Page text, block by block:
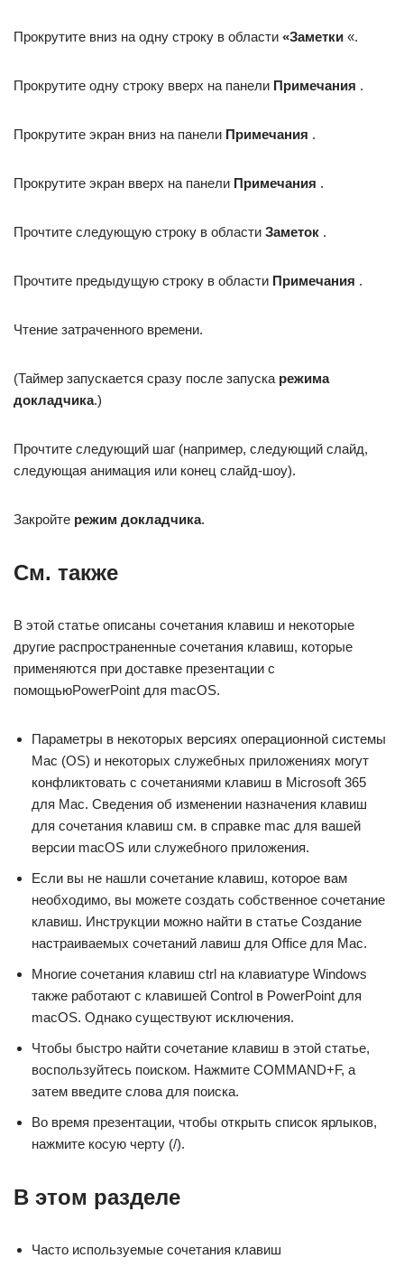
Прокрутите вниз на одну строку в области «Заметки «.
Прокрутите одну строку вверх на панели Примечания .
Прокрутите экран вниз на панели Примечания .
Прокрутите экран вверх на панели Примечания .
Прочтите следующую строку в области Заметок .
Прочтите предыдущую строку в области Примечания .
Чтение затраченного времени.
(Таймер запускается сразу после запуска режима
докладчика.)
Прочтите следующий шаг (например, следующий слайд,
следующая анимация или конец слайд-шоу).
Закройте режим докладчика.
См. также
В этой статье описаны сочетания клавиш и некоторые
другие распространенные сочетания клавиш, которые
применяются при доставке презентации с
помощьюPowerPoint для macOS.
Параметры в некоторых версиях операционной системы
Mac (OS) и некоторых служебных приложениях могут
конфликтовать с сочетаниями клавиш в Microsoft 365
для Mac. Сведения об изменении назначения клавиш
для сочетания клавиш см. в справке mac для вашей
версии macOS или служебного приложения.
Если вы не нашли сочетание клавиш, которое вам
необходимо, вы можете создать собственное сочетание
клавиш. Инструкции можно найти в статье Создание
настраиваемых сочетаний лавиш для Office для Mac.
Многие сочетания клавиш ctrl на клавиатуре Windows
также работают с клавишей Control в PowerPoint для
macOS. Однако существуют исключения.
Чтобы быстро найти сочетание клавиш в этой статье,
воспользуйтесь поиском. Нажмите COMMAND+F, а
затем введите слова для поиска.
Во время презентации, чтобы открыть список ярлыков,
нажмите косую черту (/).
В этом разделе
Часто используемые сочетания клавиш